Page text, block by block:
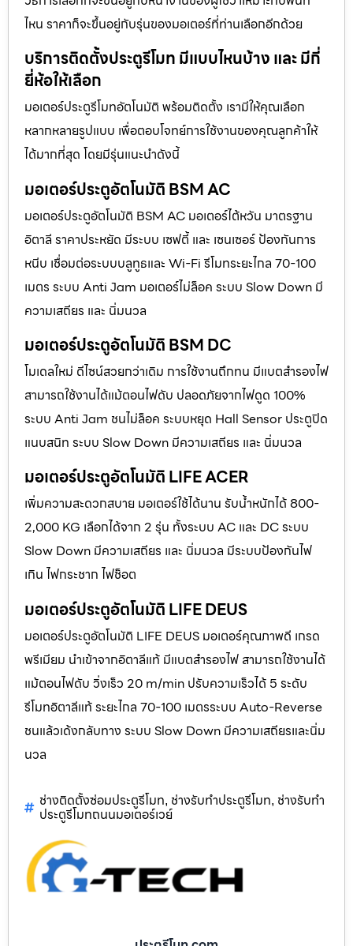
ไหน ราคาก็จะขึ้นอยู่กับรุ่นของมอเตอร์ที่ท่านเลือกอีกด้วย
บริการติดตั้งประตูรีโมท มีแบบไหนบ้าง และ มีกี่
ยี่ห้อให้เลือก
มอเตอร์ประตูรีโมทอัตโนมัติ พร้อมติดตั้ง เรามีให้คุณเลือก
หลากหลายรูปแบบ เพื่อตอบโจทย์การใช้งานของคุณลูกค้าให้
ได้มากที่สุด โดยมีรุ่นแนะนำดังนี้
มอเตอร์ประตูอัตโนมัติ BSM AC
มอเตอร์ประตูอัตโนมัติ BSM AC มอเตอร์ไต้หวัน มาตรฐาน
อิตาลี ราคาประหยัด มีระบบ เซฟตี้ และ เซนเซอร์ ป้องกันการ
หนีบ เชื่อมต่อระบบบลูทูธและ Wi-Fi รีโมทระยะไกล 70-100
เมตร ระบบ Anti Jam มอเตอร์ไม่ล็อค ระบบ Slow Down มี
ความเสถียร และ นิ่มนวล
มอเตอร์ประตูอัตโนมัติ BSM DC
โมเดลใหม่ ดีไซน์สวยกว่าเดิม การใช้งานถึกทน มีแบตสำรองไฟ
สามารถใช้งานได้แม้ตอนไฟดับ ปลอดภัยจากไฟดูด 100%
ระบบ Anti Jam ชนไม่ล็อค ระบบหยุด Hall Sensor ประตูปิด
แนบสนิท ระบบ Slow Down มีความเสถียร และ นิ่มนวล
มอเตอร์ประตูอัตโนมัติ LIFE ACER
เพิ่มความสะดวกสบาย มอเตอร์ใช้ได้นาน รับน้ำหนักได้ 800-
2,000 KG เลือกได้จาก 2 รุ่น ทั้งระบบ AC และ DC ระบบ
Slow Down มีความเสถียร และ นิ่มนวล มีระบบป้องกันไฟ
เกิน ไฟกระชาก ไฟช็อต
มอเตอร์ประตูอัตโนมัติ LIFE DEUS
มอเตอร์ประตูอัตโนมัติ LIFE DEUS มอเตอร์คุณภาพดี เกรด
พรีเมียม นำเข้าจากอิตาลีแท้ มีแบตสำรองไฟ สามารถใช้งานได้
แม้ตอนไฟดับ วิ่งเร็ว 20 m/min ปรับความเร็วได้ 5 ระดับ
รีโมทอิตาลีแท้ ระยะไกล 70-100 เมตรระบบ Auto-Reverse
ชนแล้วเด้งกลับทาง ระบบ Slow Down มีความเสถียรและนิ่ม
นวล
ช่างติดตั้งซ่อมประตูรีโมท, ช่างรับทำประตูรีโมท, ช่างรับทำ
ประตูรีโมทถนนมอเตอร์เวย์